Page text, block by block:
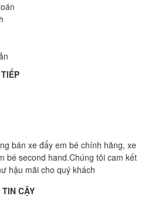
bán xe đẩy em bé chính hãng, xe
bé second hand.Chúng tôi cam kết
hậu mãi cho quý khách
CẬY